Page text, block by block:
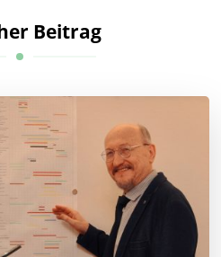
Beitrag